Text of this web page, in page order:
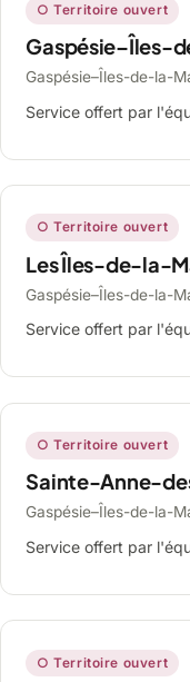
○ Territoire ouvert
Gaspésie–Îles-
Gaspésie–Îles-de-la-
Service offert par
○ Territoire ouvert
Les Îles-de-la-
Gaspésie–Îles-de-la-
Service offert par
○ Territoire ouvert
Sainte-Anne-
Gaspésie–Îles-de-la-
Service offert par
○ Territoire ouvert